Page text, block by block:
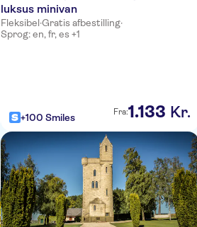
luksus minivan
Fleksibel·Gratis afbestilling·
Sprog: en, fr, es +1
+100 Smiles Fra:1.133 Kr.